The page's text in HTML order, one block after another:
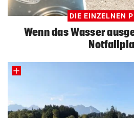
DIE EINZELNEN
Wenn das Wasser